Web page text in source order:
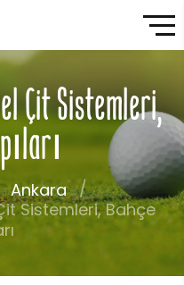
Çit Sistemleri,
Ankara
Sistemleri, Bahçe